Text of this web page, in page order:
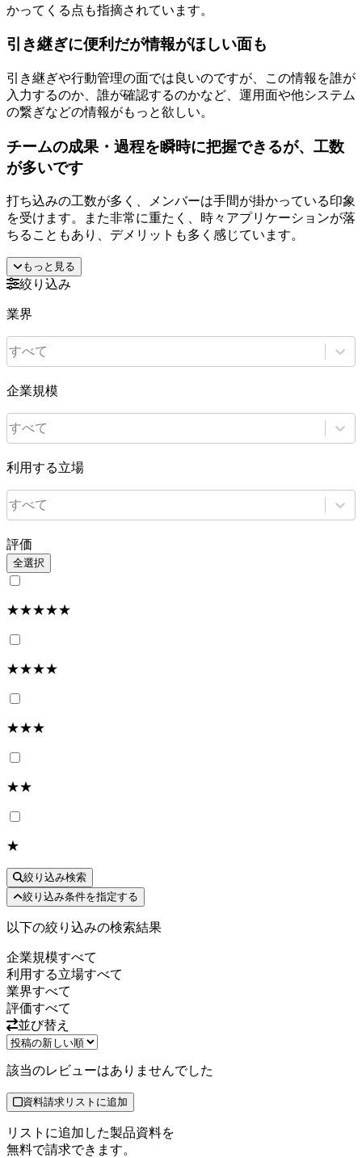
かってくる点も指摘されています。
引き継ぎに便利だが情報がほしい面も
引き継ぎや行動管理の面では良いのですが、この情報を誰が
入力するのか、誰が確認するのかなど、運用面や他システム
の繋ぎなどの情報がもっと欲しい。
チームの成果・過程を瞬時に把握できるが、工数
が多いです
打ち込みの工数が多く、メンバーは手間が掛かっている印象
を受けます。また非常に重たく、時々アプリケーションが落
ちることもあり、デメリットも多く感じています。
もっと見る
絞り込み
業界
すべて
企業規模
すべて
利用する立場
すべて
評価
全選択
★★★★★
★★★★
★★★
★★
★
絞り込み検索
絞り込み条件を指定する
以下の絞り込みの検索結果
企業規模すべて
利用する立場すべて
業界すべて
評価すべて
並び替え
該当のレビューはありませんでした
資料請求リストに追加
リストに追加した製品資料を
無料で請求できます。